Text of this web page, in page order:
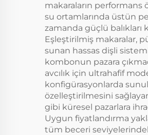
makaraların performans
su ortamlarında üstün
zamanda güçlü
Eşleştirilmiş makaralar,
sunan hassas dişli
kombonun pazara
avcılık için ultrahafif
konfigürasyonlarda
özelleştirilmesini
gibi küresel pazarlara
Uygun fiyatlandırma
tüm beceri